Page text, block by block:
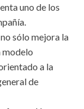
uno de los
sólo mejora la
modelo
a la
de